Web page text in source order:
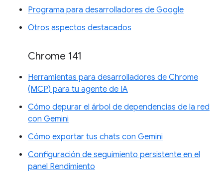
Programa para desarrolladores de Google
Otros aspectos destacados
Chrome 141
Herramientas para desarrolladores de Chrome
(MCP) para tu agente de IA
Cómo depurar el árbol de dependencias de la red
con Gemini
Cómo exportar tus chats con Gemini
Configuración de seguimiento persistente en el
panel Rendimiento